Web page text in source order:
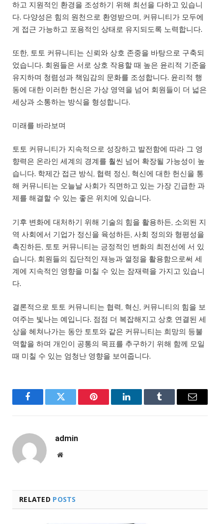
하고 지원적인 환경을 조성하기 위해 최선을 다하고 있습니
다. 다양성은 힘의 원천으로 환영받으며, 커뮤니티가 모두에
게 접근 가능하고 포용적인 상태로 유지되도록 노력합니다.
또한, 토토 커뮤니티는 신뢰와 상호 존중을 바탕으로 구축되
었습니다. 회원들은 서로 상호 작용할 때 높은 윤리적 기준을
유지하며 청렴성과 책임감의 문화를 조성합니다. 윤리적 행
동에 대한 이러한 헌신은 가상 영역을 넘어 회원들이 더 넓은
세상과 소통하는 방식을 형성합니다.
미래를 바라보며
토토 커뮤니티가 지속적으로 성장하고 발전함에 따라 그 영
향력은 온라인 세계의 경계를 훨씬 넘어 확장될 가능성이 높
습니다. 학제간 접근 방식, 협력 정신, 혁신에 대한 헌신을 통
해 커뮤니티는 오늘날 사회가 직면하고 있는 가장 긴급한 과
제를 해결할 수 있는 좋은 위치에 있습니다.
기후 변화에 대처하기 위해 기술의 힘을 활용하든, 소외된 지
역 사회에서 기업가 정신을 육성하든, 사회 정의와 형평성을
촉진하든, 토토 커뮤니티는 긍정적인 변화의 최전선에 서 있
습니다. 회원들의 집단적인 재능과 열정을 활용함으로써 세
계에 지속적인 영향을 미칠 수 있는 잠재력을 가지고 있습니
다.
결론적으로 토토 커뮤니티는 협력, 혁신, 커뮤니티의 힘을 보
여주는 빛나는 예입니다. 점점 더 복잡해지고 상호 연결된 세
상을 헤쳐나가는 동안 토토와 같은 커뮤니티는 희망의 등불
역할을 하며 개인이 공통의 목표를 추구하기 위해 함께 모일
때 미칠 수 있는 엄청난 영향을 보여줍니다.
FacebookTwitter Pinterest LinkedInTumblr Email
admin
Website
RELATED POSTS